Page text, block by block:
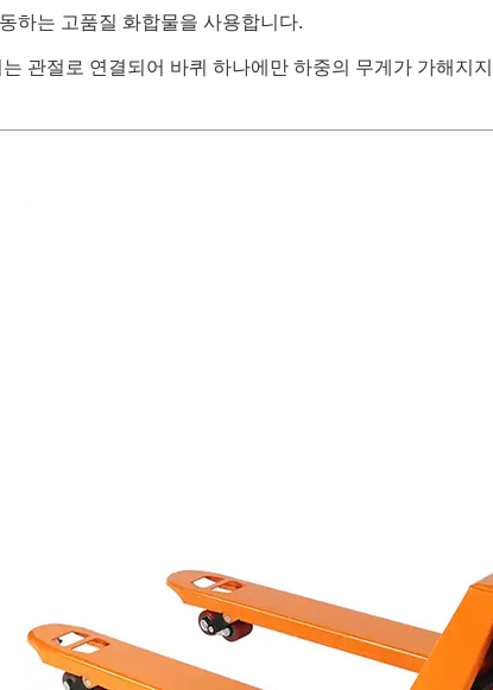
하는 고품질 화합물을 사용합니다.
관절로 연결되어 바퀴 하나에만 하중의 무게가 가해지